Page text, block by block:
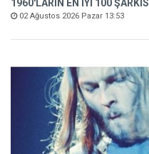
1960'LARIN EN İYİ 100 ŞARKISI
02 Ağustos 2026 Pazar 13:53